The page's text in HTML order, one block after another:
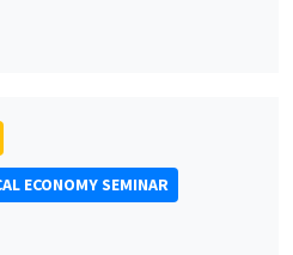
ECONOMY SEMINAR